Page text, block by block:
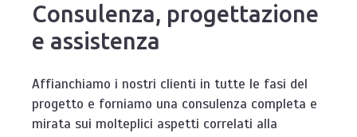
Consulenza, progettazione
e assistenza
Affianchiamo i nostri clienti in tutte le fasi del
progetto e forniamo una consulenza completa e
mirata sui molteplici aspetti correlati alla